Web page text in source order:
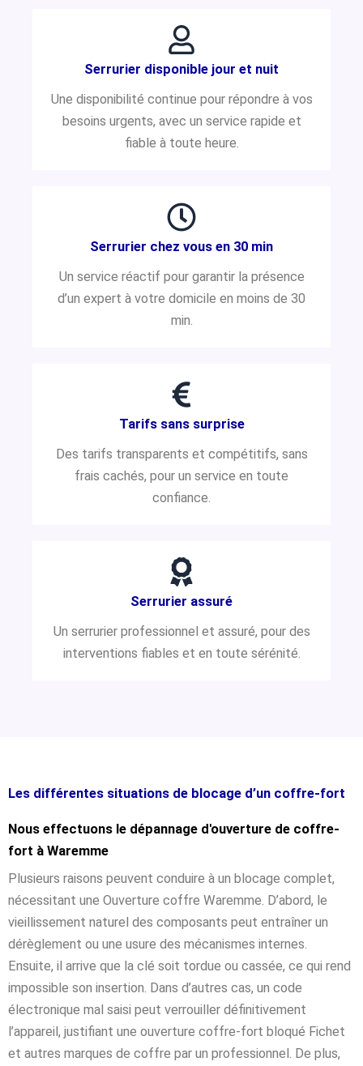
Serrurier disponible jour et nuit
Une disponibilité continue pour répondre à vos
besoins urgents, avec un service rapide et
fiable à toute heure.
Serrurier chez vous en 30 min
Un service réactif pour garantir la présence
d’un expert à votre domicile en moins de 30
min.
Tarifs sans surprise
Des tarifs transparents et compétitifs, sans
frais cachés, pour un service en toute
confiance.
Serrurier assuré
Un serrurier professionnel et assuré, pour des
interventions fiables et en toute sérénité.
Les différentes situations de blocage d’un coffre-fort
Nous effectuons le dépannage d'ouverture de coffre-
fort à Waremme
Plusieurs raisons peuvent conduire à un blocage complet,
nécessitant une Ouverture coffre Waremme. D’abord, le
vieillissement naturel des composants peut entraîner un
dérèglement ou une usure des mécanismes internes.
Ensuite, il arrive que la clé soit tordue ou cassée, ce qui rend
impossible son insertion. Dans d’autres cas, un code
électronique mal saisi peut verrouiller définitivement
l’appareil, justifiant une ouverture coffre-fort bloqué Fichet
et autres marques de coffre par un professionnel. De plus,